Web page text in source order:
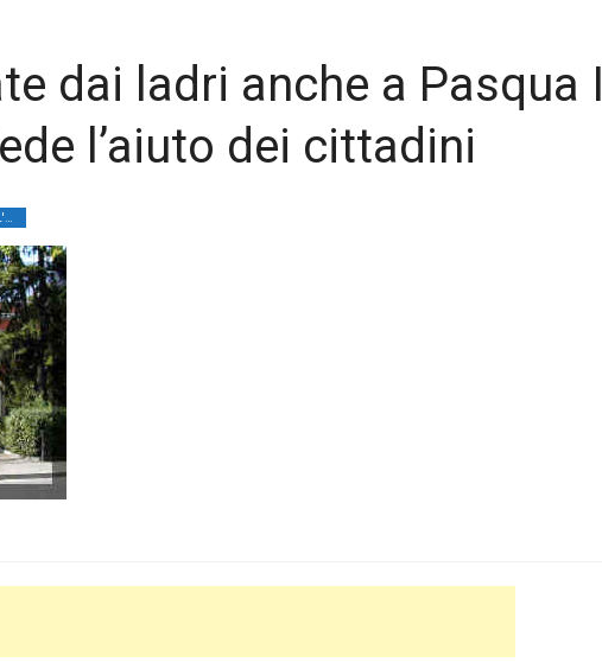
dai ladri anche a Pasqua Il
l’aiuto dei cittadini